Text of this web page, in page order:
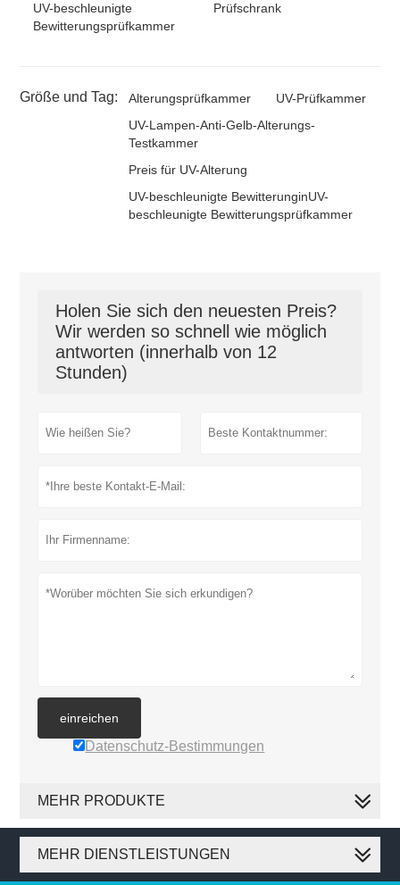
UV-beschleunigte
Bewitterungsprüfkammer
Prüfschrank
Größe und Tag: Alterungsprüfkammer
UV-Prüfkammer
UV-Lampen-Anti-Gelb-Alterungs-
Testkammer
Preis für UV-Alterung
UV-beschleunigte BewitterunginUV-
beschleunigte Bewitterungsprüfkammer
Holen Sie sich den neuesten Preis?
Wir werden so schnell wie möglich
antworten (innerhalb von 12
Stunden)
einreichen
Datenschutz-Bestimmungen
MEHR PRODUKTE
MEHR DIENSTLEISTUNGEN